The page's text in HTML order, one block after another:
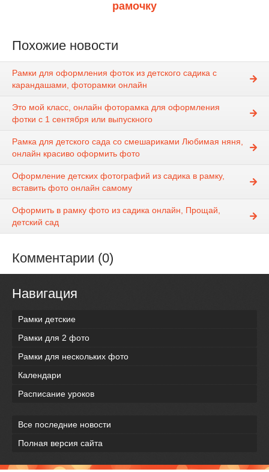
рамочку
Похожие новости
Рамки для оформления фоток из детского садика с
карандашами, фоторамки онлайн
Это мой класс, онлайн фоторамка для оформления
фотки с 1 сентября или выпускного
Рамка для детского сада со смешариками Любимая няня,
онлайн красиво оформить фото
Оформление детских фотографий из садика в рамку,
вставить фото онлайн самому
Оформить в рамку фото из садика онлайн, Прощай,
детский сад
Комментарии (0)
Навигация
Рамки детские
Рамки для 2 фото
Рамки для нескольких фото
Календари
Расписание уроков
Все последние новости
Полная версия сайта